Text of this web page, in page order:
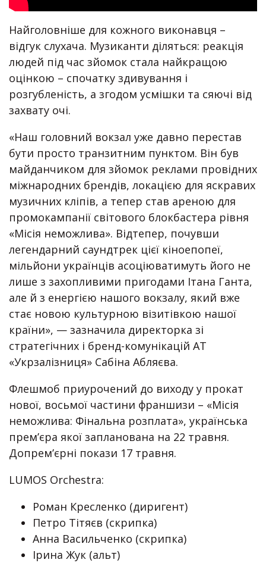
Найголовніше для кожного виконавця –
відгук слухача. Музиканти діляться: реакція
людей під час зйомок стала найкращою
оцінкою – спочатку здивування і
розгубленість, а згодом усмішки та сяючі від
захвату очі.
«Наш головний вокзал уже давно перестав
бути просто транзитним пунктом. Він був
майданчиком для зйомок реклами провідних
міжнародних брендів, локацією для яскравих
музичних кліпів, а тепер став ареною для
промокампанії світового блокбастера рівня
«Місія неможлива». Відтепер, почувши
легендарний саундтрек цієї кіноепопеї,
мільйони українців асоціюватимуть його не
лише з захопливими пригодами Ітана Ганта,
але й з енергією нашого вокзалу, який вже
стає новою культурною візитівкою нашої
країни», — зазначила директорка зі
стратегічних і бренд-комунікацій АТ
«Укрзалізниця» Сабіна Абляєва.
Флешмоб приурочений до виходу у прокат
нової, восьмої частини франшизи – «Місія
неможлива: Фінальна розплата», українська
прем’єра якої запланована на 22 травня.
Допремʼєрні покази 17 травня.
LUMOS Orchestra:
Роман Кресленко (диригент)
Петро Тітяєв (скрипка)
Анна Васильченко (скрипка)
Ірина Жук (альт)